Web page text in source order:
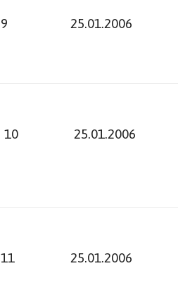
9 25.01.2006
10 25.01.2006
11 25.01.2006